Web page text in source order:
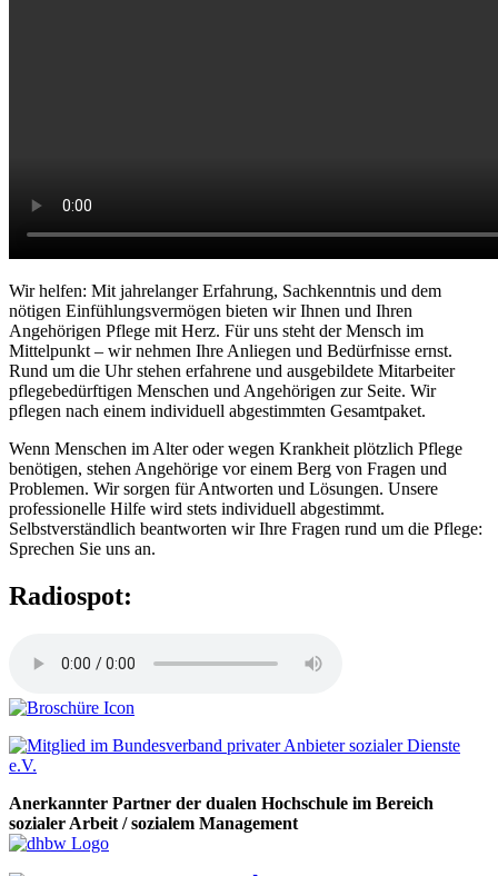
Wir helfen: Mit jahrelanger Erfahrung, Sachkenntnis und dem
nötigen Einfühlungsvermögen bieten wir Ihnen und Ihren
Angehörigen Pflege mit Herz. Für uns steht der Mensch im
Mittelpunkt – wir nehmen Ihre Anliegen und Bedürfnisse ernst.
Rund um die Uhr stehen erfahrene und ausgebildete Mitarbeiter
pflegebedürftigen Menschen und Angehörigen zur Seite. Wir
pflegen nach einem individuell abgestimmten Gesamtpaket.
Wenn Menschen im Alter oder wegen Krankheit plötzlich Pflege
benötigen, stehen Angehörige vor einem Berg von Fragen und
Problemen. Wir sorgen für Antworten und Lösungen. Unsere
professionelle Hilfe wird stets individuell abgestimmt.
Selbstverständlich beantworten wir Ihre Fragen rund um die Pflege:
Sprechen Sie uns an.
Radiospot:
Anerkannter Partner der dualen Hochschule im Bereich
sozialer Arbeit / sozialem Management